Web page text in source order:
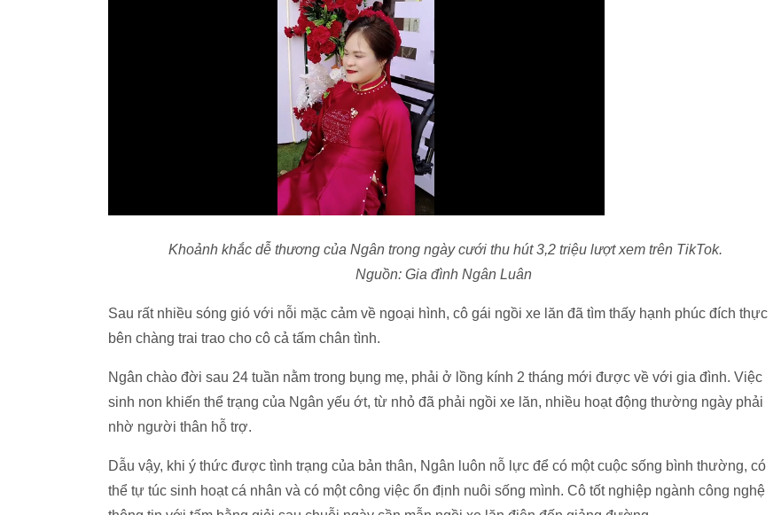
Khoảnh khắc dễ thương của Ngân trong ngày cưới thu hút 3,2 triệu lượt xem trên TikTok.
Nguồn: Gia đình Ngân Luân
Sau rất nhiều sóng gió với nỗi mặc cảm về ngoại hình, cô gái ngồi xe lăn đã tìm thấy hạnh phúc đích thực
bên chàng trai trao cho cô cả tấm chân tình.
Ngân chào đời sau 24 tuần nằm trong bụng mẹ, phải ở lồng kính 2 tháng mới được về với gia đình. Việc
sinh non khiến thể trạng của Ngân yếu ớt, từ nhỏ đã phải ngồi xe lăn, nhiều hoạt động thường ngày phải
nhờ người thân hỗ trợ.
Dẫu vậy, khi ý thức được tình trạng của bản thân, Ngân luôn nỗ lực để có một cuộc sống bình thường, có
thể tự túc sinh hoạt cá nhân và có một công việc ổn định nuôi sống mình. Cô tốt nghiệp ngành công nghệ